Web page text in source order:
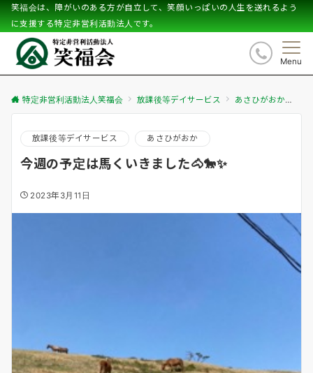
笑福会は、障がいのある方が自立して、笑顔いっぱいの人生を送れるよう
に支援する特定非営利活動法人です。
Menu
特定非営利活動法人笑福会 放課後等デイサービス あさひがおか
放課後等デイサービス あさひがおか
今週の予定は馬くいきました🐴🐎✨
2023年3月11日